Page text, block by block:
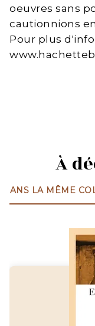
oeuvres sans
cautionnions
Pour plus
À
DANS LA MÊME